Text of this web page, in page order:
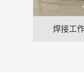
焊接工